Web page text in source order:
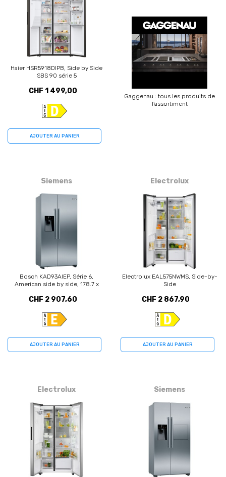
Haier HSR5918DIPB, Side by Side
SBS 90 série 5
CHF 1 499,00
AJOUTER AU PANIER
Gaggenau : tous les produits de
l'assortiment
Siemens
Bosch KAD93AIEP, Série 6,
American side by side, 178.7 x
AntiFingerprint)
CHF 2 907,60
AJOUTER AU PANIER
Electrolux
Electrolux EAL575NWMS, Side-by-
Side
CHF 2 867,90
AJOUTER AU PANIER
Electrolux Siemens